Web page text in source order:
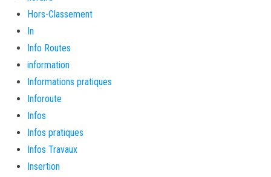
Hors-Classement
In
Info Routes
information
Informations pratiques
Inforoute
Infos
Infos pratiques
Infos Travaux
Insertion